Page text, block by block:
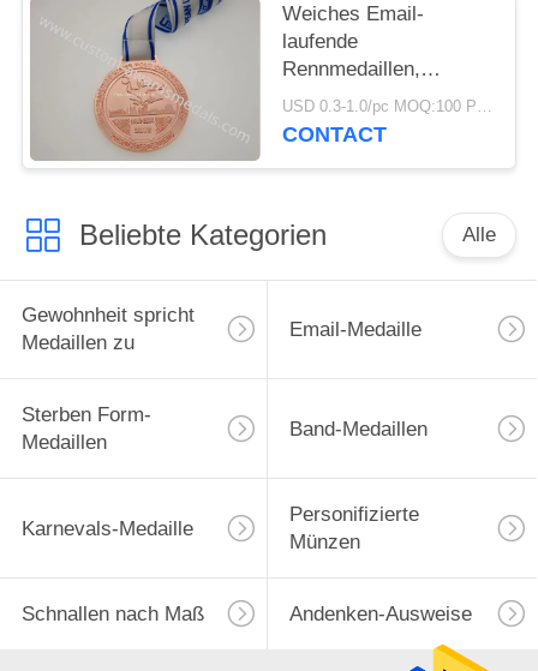
Weiches Email-
laufende
Rennmedaillen,
kundenspezifisches
Medaillen-Hals-Band
USD 0.3-1.0/pc MOQ:100 PC pro Entwurf
CONTACT
Beliebte Kategorien Alle
Gewohnheit spricht
Medaillen zu
Email-Medaille
Sterben Form-
Medaillen
Band-Medaillen
Karnevals-Medaille
Personifizierte
Münzen
Schnallen nach Maß Andenken-Ausweise